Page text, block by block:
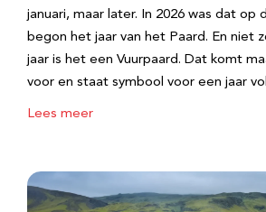
januari, maar later. In 2026 was dat op
begon het jaar van het Paard. En niet
jaar is het een Vuurpaard. Dat komt
voor en staat symbool voor een jaar
Lees meer